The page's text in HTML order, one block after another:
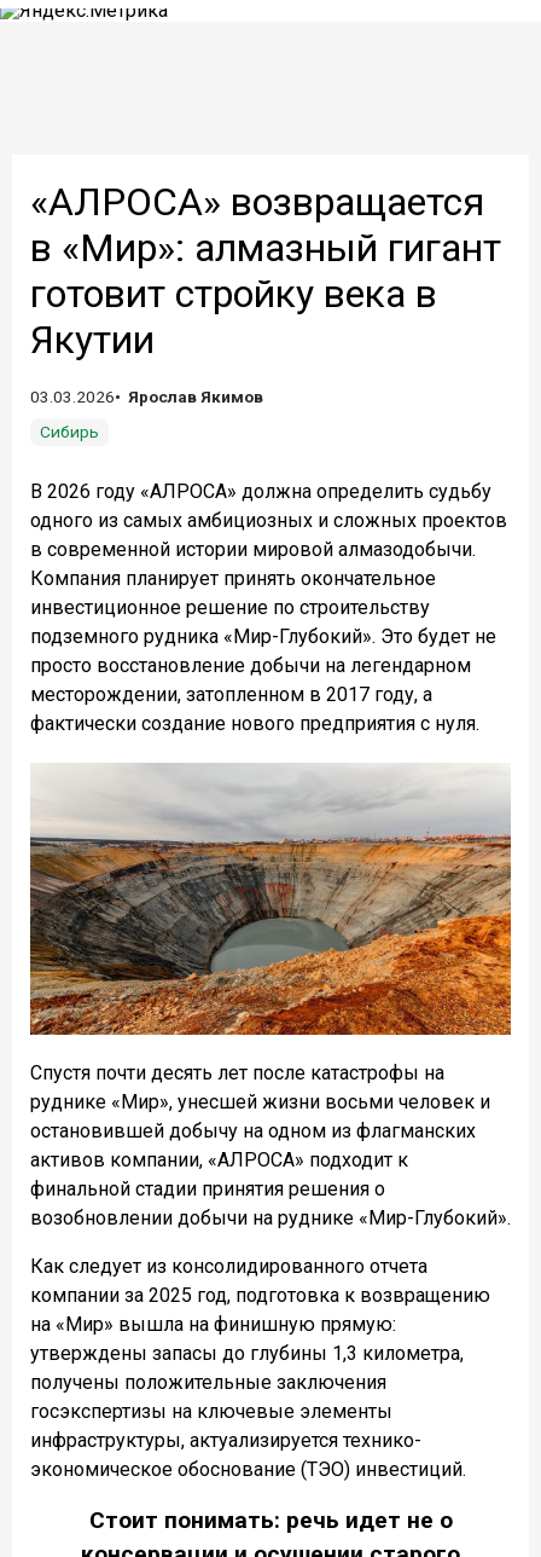
«АЛРОСА» возвращается
в «Мир»: алмазный гигант
готовит стройку века в
Якутии
03.03.2026
Ярослав Якимов
Сибирь
В 2026 году «АЛРОСА» должна определить судьбу
одного из самых амбициозных и сложных проектов
в современной истории мировой алмазодобычи.
Компания планирует принять окончательное
инвестиционное решение по строительству
подземного рудника «Мир-Глубокий». Это будет не
просто восстановление добычи на легендарном
месторождении, затопленном в 2017 году, а
фактически создание нового предприятия с нуля.
Спустя почти десять лет после катастрофы на
руднике «Мир», унесшей жизни восьми человек и
остановившей добычу на одном из флагманских
активов компании, «АЛРОСА» подходит к
финальной стадии принятия решения о
возобновлении добычи на руднике «Мир-Глубокий».
Как следует из консолидированного отчета
компании за 2025 год, подготовка к возвращению
на «Мир» вышла на финишную прямую:
утверждены запасы до глубины 1,3 километра,
получены положительные заключения
госэкспертизы на ключевые элементы
инфраструктуры, актуализируется технико-
экономическое обоснование (ТЭО) инвестиций.
Стоит понимать: речь идет не о